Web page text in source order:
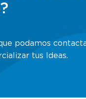
podamos
tus Ideas.